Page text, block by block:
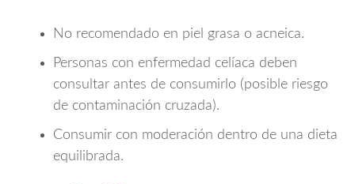
No recomendado en piel grasa o acneica.
Personas con enfermedad celíaca deben
consultar antes de consumirlo (posible riesgo
de contaminación cruzada).
Consumir con moderación dentro de una dieta
equilibrada.